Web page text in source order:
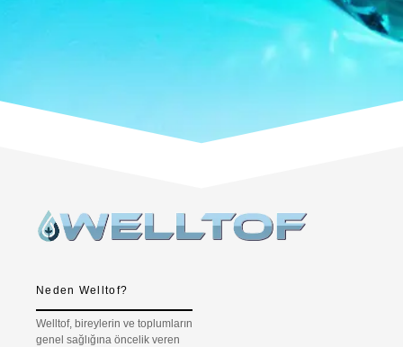
Neden Welltof?
Welltof, bireylerin ve toplumların
genel sağlığına öncelik veren